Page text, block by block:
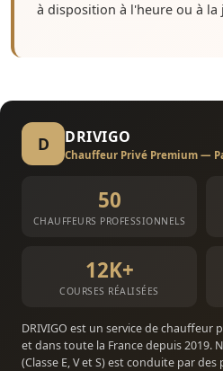
à disposition à l'heure ou à la
D DRIVIGO
Chauffeur Privé Premium —
50
CHAUFFEURS PROFESSIONNELS
12K+
COURSES RÉALISÉES
DRIVIGO est un service de chauffeur
et dans toute la France depuis 2019.
(Classe E, V et S) est conduite par